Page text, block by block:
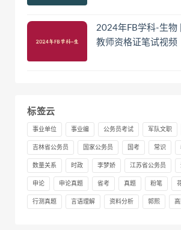
2024年FB学科-生物
教师资格证笔试视频
标签云
事业单位 事业编 公务员考试 军队文职
吉林省公务员 国家公务员 国考 常识
数量关系 时政 李梦娇 江苏省公务员
申论 申论真题 省考 真题 粉笔
行测真题 言语理解 资料分析 郭熙